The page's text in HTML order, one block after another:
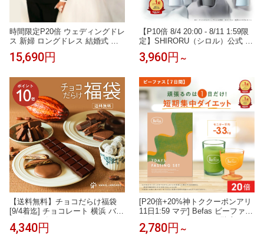
時間限定P20倍 ウェディングドレ
ス 新婦 ロングドレス 結婚式 ウ
エディングドレス 二次会ドレス
花嫁 前撮り エレガント サテン
ス ワンピース 披露宴 ブライダル
ドレス 海外挙式 セミオーダー お
しゃれ フォト婚 オフホワイト w
edding dress
15,690円
【P10倍 8/4 20:00 - 8/11 1:59限
定】SHIRORU（シロル）公式 ク
リスタルホイップ ブラック マイ
ルド 炭酸洗顔 毛穴 洗顔 くすみ
め 泡パック 保湿（120g× 1本 ）
3,960円 ～
【送料無料】チョコだらけ福袋
[9/4着迄] チョコレート 横浜 バニ
ラビーンズ | チョコサンド チョ
コ クッキー ドーナツ 洋菓子 お
4,340円
[P20倍+20%神トククーポンアリ
11日1:59 マデ] Befas ビーファス
ファスティング セット 酵素ドリ
ンク スムージー スープ 置き換え
2,780円 ～